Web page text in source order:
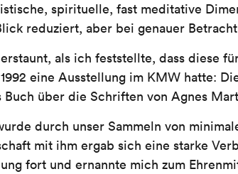
spirituelle, fast meditative
reduziert, aber bei genauer
als ich feststellte, dass diese
eine Ausstellung im KMW hatte:
Buch über die Schriften von Agnes
durch unser Sammeln von
mit ihm ergab sich eine starke
fort und ernannte mich zum